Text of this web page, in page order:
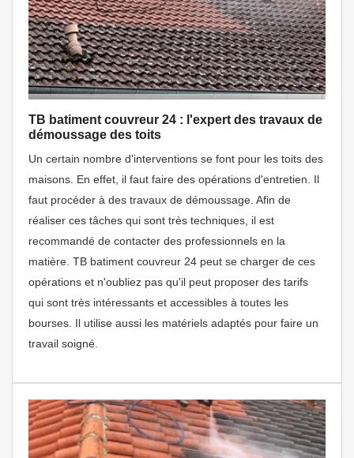
TB batiment couvreur 24 : l'expert des travaux de
démoussage des toits
Un certain nombre d'interventions se font pour les toits des
maisons. En effet, il faut faire des opérations d'entretien. Il
faut procéder à des travaux de démoussage. Afin de
réaliser ces tâches qui sont très techniques, il est
recommandé de contacter des professionnels en la
matière. TB batiment couvreur 24 peut se charger de ces
opérations et n'oubliez pas qu'il peut proposer des tarifs
qui sont très intéressants et accessibles à toutes les
bourses. Il utilise aussi les matériels adaptés pour faire un
travail soigné.